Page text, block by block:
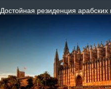
Достойная резиденция арабских